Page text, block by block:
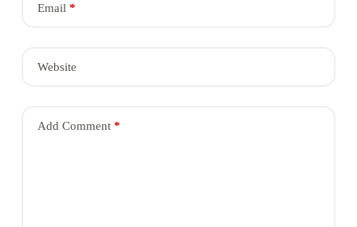
Email *
Website
Add Comment*